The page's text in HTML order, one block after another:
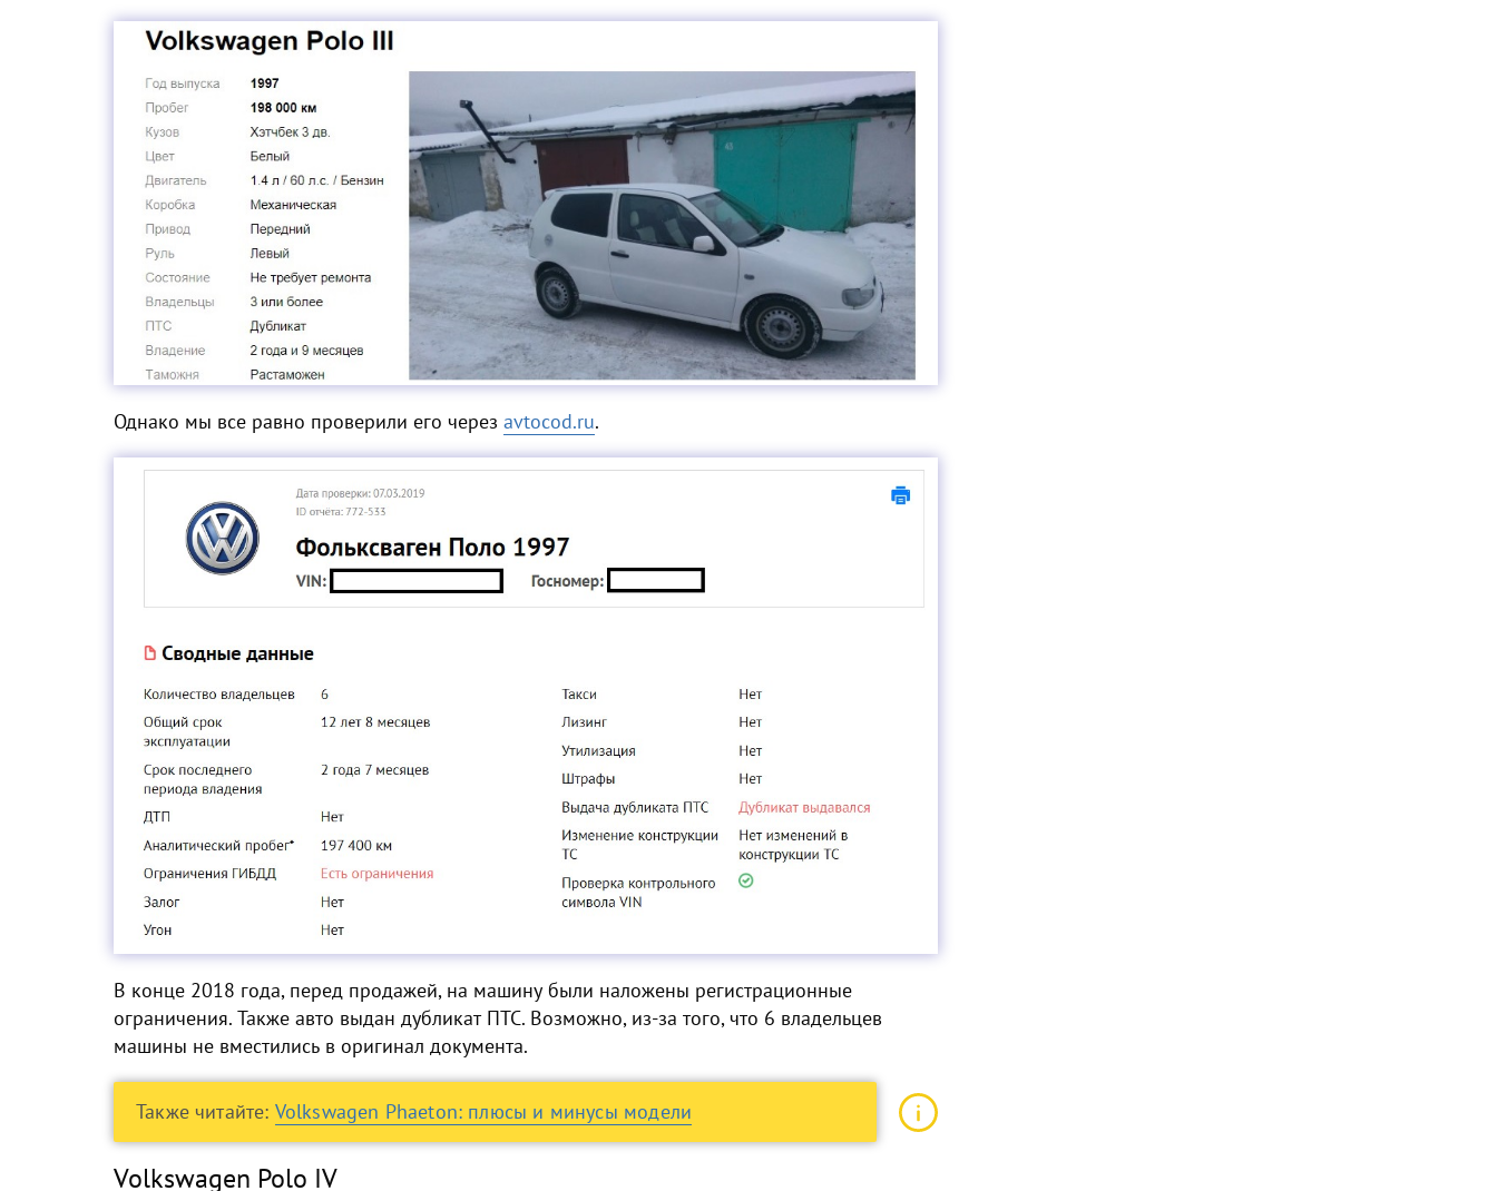
Однако мы все равно проверили его через avtocod.ru.
В конце 2018 года, перед продажей, на машину были наложены регистрационные
ограничения. Также авто выдан дубликат ПТС. Возможно, из-за того, что 6 владельцев
машины не вместились в оригинал документа.
Также читайте: Volkswagen Phaeton: плюсы и минусы модели
Volkswagen Polo IV